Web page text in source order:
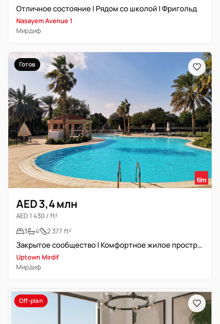
Отличное состояние | Рядом со школой | Фригольд
Nasayem Avenue 1
Мирдиф
Готов
AED 3,4 млн
AED 1 430 / ft²
3
4 2 377 ft²
Закрытое сообщество | Комфортное жилое пространство | Свободна
Uptown Mirdif
Мирдиф
Off-plan